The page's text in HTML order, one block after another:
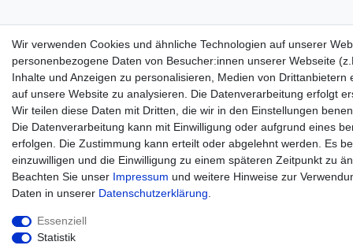
Wir verwenden Cookies und ähnliche Technologien auf unserer
personenbezogene Daten von Besucher:innen unserer Webseite
Inhalte und Anzeigen zu personalisieren, Medien von Drittanbietern
auf unsere Website zu analysieren. Die Datenverarbeitung erfolgt
Wir teilen diese Daten mit Dritten, die wir in den Einstellungen
Die Datenverarbeitung kann mit Einwilligung oder aufgrund eines
erfolgen. Die Zustimmung kann erteilt oder abgelehnt werden. Es
einzuwilligen und die Einwilligung zu einem späteren Zeitpunkt zu
Beachten Sie unser Impressum und weitere Hinweise zur
Daten in unserer Daten­schutz­erklärung
Essenziell
Statistik